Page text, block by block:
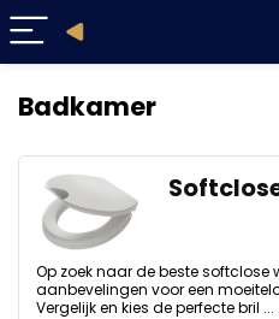
Badkamer
Op zoek naar de beste softclose
aanbevelingen voor een
Vergelijk en kies de perfecte bril ...